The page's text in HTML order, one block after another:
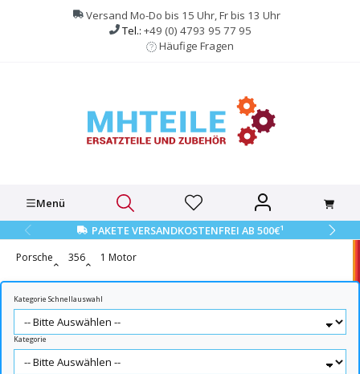
springen
Versand Mo-Do bis 15 Uhr, Fr bis 13 Uhr
Tel.: +49 (0) 4793 95 77 95
Häufige Fragen
Menü
PAKETE VERSANDKOSTENFREI AB 500€1
Porsche 356 1 Motor
Kategorie Schnellauswahl
Kategorie